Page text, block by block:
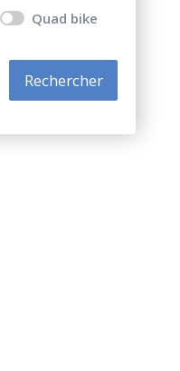
Quad bike
Rechercher